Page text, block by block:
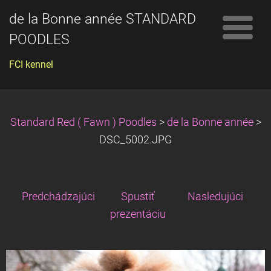
de la Bonne année STANDARD
POODLES
FCI kennel
Standard Red ( Fawn ) Poodles > de la Bonne année >
DSC_5002.JPG
Predchádzajúci
Spustiť
prezentáciu
Nasledujúci